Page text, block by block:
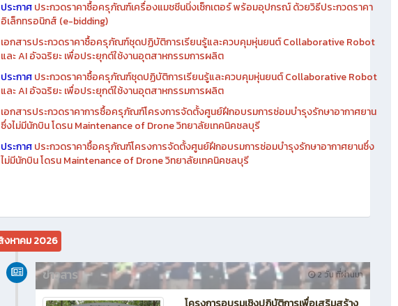
ประกาศประกวดราคาซื้อครุภัณฑ์ห้องปฏิบัติการเรียนรู้สร้างสรรค์สื่อโฆษณาภาพนิ่งและวิดีโอ
ด้วยวิธีประกวดราคาอิเล็กทรอนิกส์ (e-bidding)
เอกสารประกวดราคาซื้อครุภัณฑ์เครื่องแมชชีนนิ่งเซ็กเตอร์ พร้อมอุปกรณ์
ประกาศประกวดราคาซื้อครุภัณฑ์เครื่องแมชชีนนิ่งเซ็กเตอร์ พร้อมอุปกรณ์ ด้วยวิธีประกวดราคา
อิเล็กทรอนิกส์ (e-bidding)
เอกสารประกวดราคาซื้อครุภัณฑ์ชุดปฏิบัติการเรียนรู้และควบคุมหุ่นยนต์ Collaborative Robot
และ AI อัจฉริยะ เพื่อประยุกต์ใช้งานอุตสาหกรรมการผลิต
ประกาศประกวดราคาซื้อครุภัณฑ์ชุดปฏิบัติการเรียนรู้และควบคุมหุ่นยนต์ Collaborative Robot
และ AI อัจฉริยะ เพื่อประยุกต์ใช้งานอุตสาหกรรมการผลิต
เอกสารประกวดราคาการซื้อครุภัณฑ์โครงการจัดตั้งศูนย์ฝึกอบรมการซ่อมบำรุงรักษาอากาศยาน
ไม่มีนักบิน โดรน Maintenance of Drone วิทยาลัยเทคนิคชลบุรี
สิงหาคม 2026